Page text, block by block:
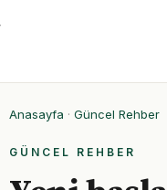
Anasayfa · Güncel Rehber
GÜNCEL REHBER